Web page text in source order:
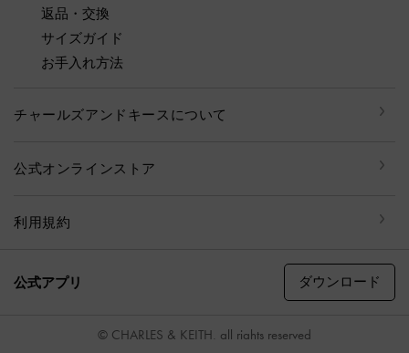
返品・交換
サイズガイド
お手入れ方法
チャールズアンドキースについて
公式オンラインストア
利用規約
公式アプリ ダウンロード
© CHARLES & KEITH, all rights reserved